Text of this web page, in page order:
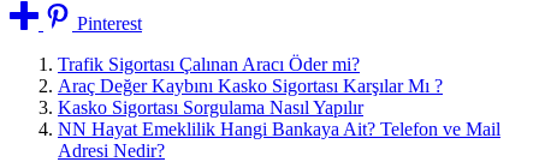
Pinterest
Trafik Sigortası Çalınan Aracı Öder mi?
Araç Değer Kaybını Kasko Sigortası Karşılar Mı ?
Kasko Sigortası Sorgulama Nasıl Yapılır
NN Hayat Emeklilik Hangi Bankaya Ait? Telefon ve Mail
Adresi Nedir?